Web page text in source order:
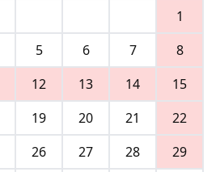
1
5 6 7
8
12 13 14
15
19 20 21
22
26 27 28
29